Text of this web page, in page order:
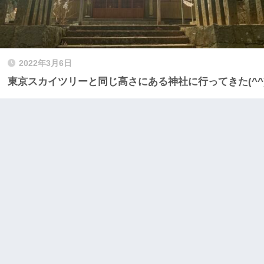
2022年3月6日
東京スカイツリーと同じ高さにある神社に行ってきた